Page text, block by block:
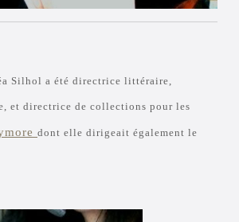
Silhol a été directrice littéraire,
et directrice de collections pour les
dont elle dirigeait également le